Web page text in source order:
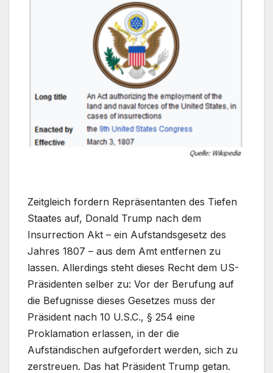
Zeitgleich fordern Repräsentanten des Tiefen
Staates auf, Donald Trump nach dem
Insurrection Akt – ein Aufstandsgesetz des
Jahres 1807 – aus dem Amt entfernen zu
lassen. Allerdings steht dieses Recht dem US-
Präsidenten selber zu: Vor der Berufung auf
die Befugnisse dieses Gesetzes muss der
Präsident nach 10 U.S.C., § 254 eine
Proklamation erlassen, in der die
Aufständischen aufgefordert werden, sich zu
zerstreuen. Das hat Präsident Trump getan.